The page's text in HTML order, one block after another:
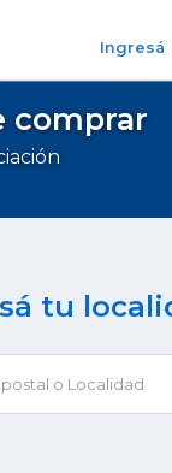
Ingresá
comprar
tu
o Localidad